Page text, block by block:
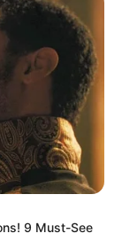
CƏMİYYƏT
0
9 Must-See